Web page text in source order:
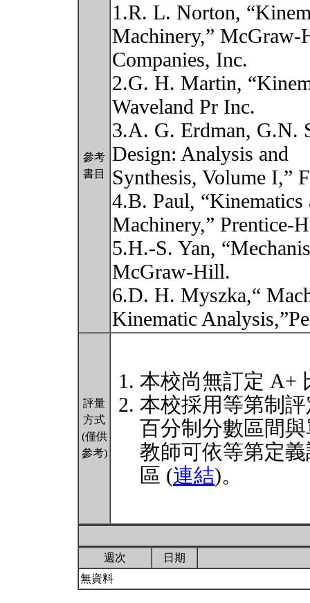
參考
書目
1.R. L. Norton,
Machinery,”
Companies, Inc.
2.G. H. Martin,
Waveland Pr Inc.
3.A. G. Erdman, G.N.
Design: Analysis and
Synthesis, Volume I,”
4.B. Paul,
Machinery,” Prentice-
5.H.-S. Yan,
McGraw-Hill.
6.D. H. Myszka,“
Kinematic
評量
方式
(僅供
參考)
本校尚無訂定 A+
本校採用等第制
百分制分數區間
教師可依等第定
區 (連結)。
週次
日期
無資料